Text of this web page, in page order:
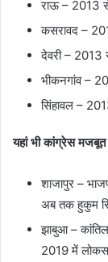
राऊ – 2013 से
कसरावद –
देवरी – 2013
भीकनगांव –
सिंहावल –
यहां भी कांग्रेस मजबूत
शाजापुर –
अब तक हुकुम
झाबुआ –
2019 में